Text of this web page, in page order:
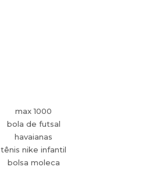
max 1000
bola de futsal
havaianas
tênis nike infantil
bolsa moleca